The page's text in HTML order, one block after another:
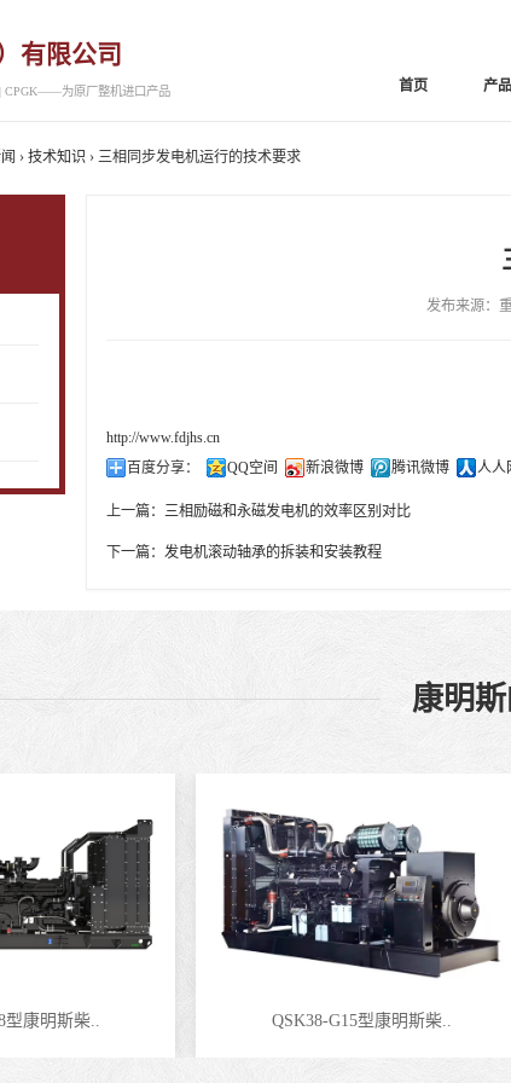
有限公司
CPGK——为原厂整机进口产品 首页 产
› 技术知识 › 三相同步发电机运行的技术要求
发布来源：
http://www.fdjhs.cn
百度分享：
QQ空间 新浪微博 腾讯微博 人人
上一篇： 三相励磁和永磁发电机的效率区别对比
下一篇：发电机滚动轴承的拆装和安装教程
康明
康明斯柴.. QSK38-G15型康明斯柴..